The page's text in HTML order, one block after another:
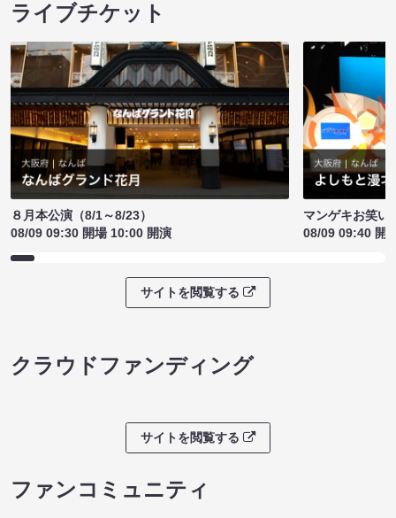
ライブチケット
８月本公演（8/1～8/23）
08/09 09:30 開場 10:00 開演
マンゲキお笑い
08/09 09:40 開
サイトを閲覧する
クラウドファンディング
サイトを閲覧する
ファンコミュニティ